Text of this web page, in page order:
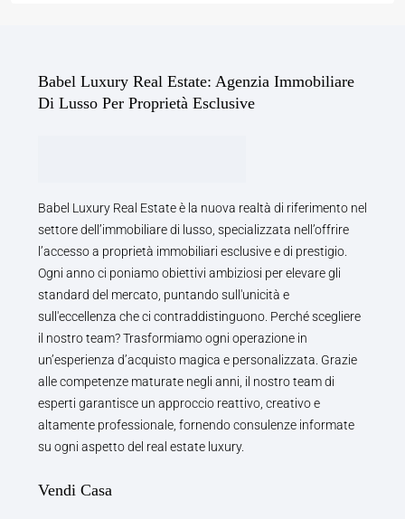
Babel Luxury Real Estate: Agenzia Immobiliare
Di Lusso Per Proprietà Esclusive
Babel Luxury Real Estate è la nuova realtà di riferimento nel
settore dell’immobiliare di lusso, specializzata nell’offrire
l’accesso a proprietà immobiliari esclusive e di prestigio.
Ogni anno ci poniamo obiettivi ambiziosi per elevare gli
standard del mercato, puntando sull'unicità e
sull'eccellenza che ci contraddistinguono. Perché scegliere
il nostro team? Trasformiamo ogni operazione in
un’esperienza d’acquisto magica e personalizzata. Grazie
alle competenze maturate negli anni, il nostro team di
esperti garantisce un approccio reattivo, creativo e
altamente professionale, fornendo consulenze informate
su ogni aspetto del real estate luxury.
Vendi Casa